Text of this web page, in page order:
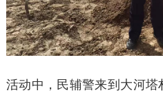
活动中，民辅警来到大河